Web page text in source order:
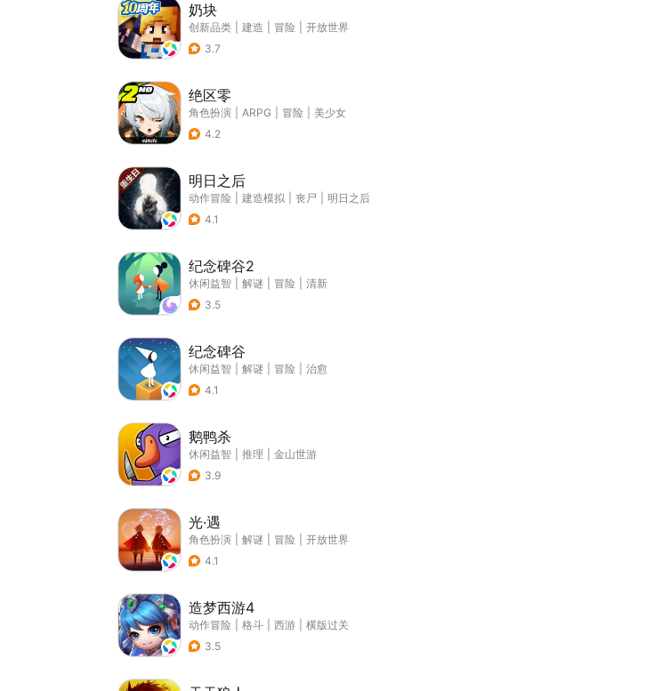
奶块
创新品类 建造 冒险
开放世界
3.7
绝区零
角色扮演 ARPG 冒险
美少女
4.2
明日之后
动作冒险 建造模拟 丧尸
明日之后
4.1
纪念碑谷2
休闲益智 解谜 冒险
清新
3.5
纪念碑谷
休闲益智 解谜 冒险
治愈
4.1
鹅鸭杀
休闲益智 推理
金山世游
3.9
光·遇
角色扮演 解谜 冒险
开放世界
4.1
造梦西游4
动作冒险 格斗 西游
横版过关
3.5